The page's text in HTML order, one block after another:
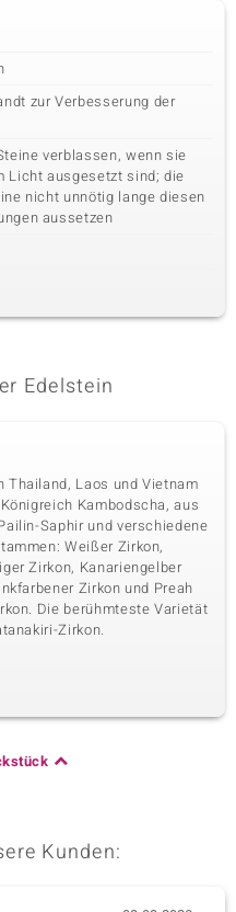
und Größe
à 1 mm
Rundschliff
Anzahl und Größe
à 0,8 mm
Herkunft
zur Verbesserung der
verblassen, wenn sie
Licht ausgesetzt sind; die
nicht unnötig lange diesen
aussetzen
Edelstein
Thailand, Laos und Vietnam
Kambodscha, aus
Saphir und verschiedene
Weißer Zirkon,
Zirkon, Kanariengelber
Zirkon und Preah
Die berühmteste Varietät
Zirkon.
Kunden: